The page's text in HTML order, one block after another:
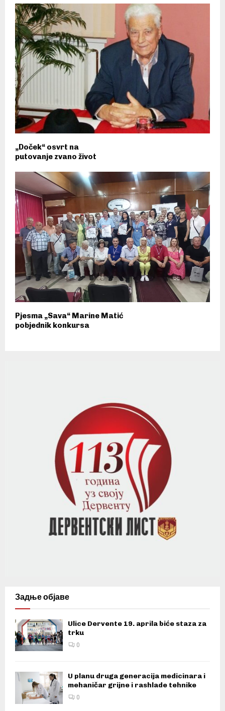
„Doček“ osvrt na
putovanje zvano život
Pjesma „Sava“ Marine Matić
pobjednik konkursa
Задње објаве
Ulice Dervente 19. aprila biće staza za
trku
0
U planu druga generacija medicinara i
mehaničar grijne i rashlade tehnike
0